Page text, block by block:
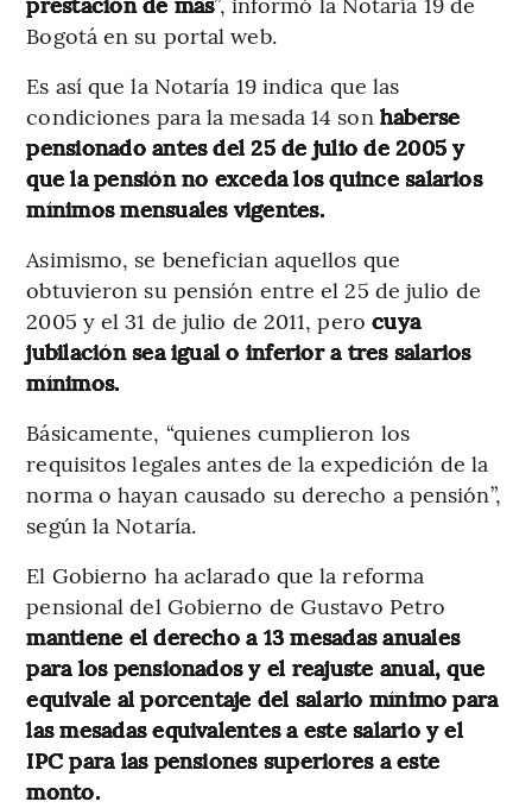
Bogotá en su portal web.
Es así que la Notaría 19 indica que las
condiciones para la mesada 14 son haberse
pensionado antes del 25 de julio de 2005 y
que la pensión no exceda los quince salarios
mínimos mensuales vigentes.
Asimismo, se benefician aquellos que
obtuvieron su pensión entre el 25 de julio de
2005 y el 31 de julio de 2011, pero cuya
jubilación sea igual o inferior a tres salarios
mínimos.
Básicamente, “quienes cumplieron los
requisitos legales antes de la expedición de la
norma o hayan causado su derecho a pensión”,
según la Notaría.
El Gobierno ha aclarado que la reforma
pensional del Gobierno de Gustavo Petro
mantiene el derecho a 13 mesadas anuales
para los pensionados y el reajuste anual, que
equivale al porcentaje del salario mínimo para
las mesadas equivalentes a este salario y el
IPC para las pensiones superiores a este
monto.